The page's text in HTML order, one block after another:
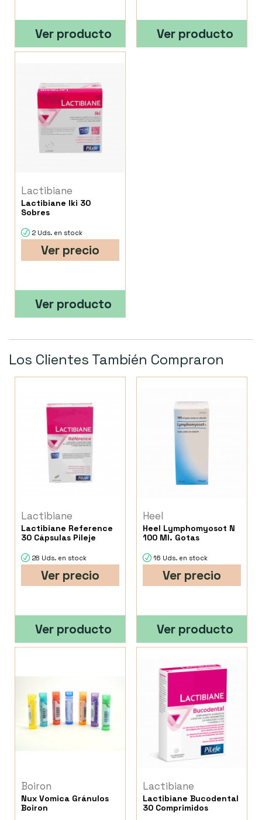
Ver producto Ver producto
Lactibiane
Lactibiane Iki 30
Sobres
2 Uds. en stock
Ver precio
Ver producto
Los Clientes También Compraron
Lactibiane
Lactibiane Reference
30 Cápsulas Pileje
28 Uds. en stock
Ver precio
Ver producto
Heel
Heel Lymphomyosot N
100 Ml. Gotas
16 Uds. en stock
Ver precio
Ver producto
Boiron
Nux Vomica Gránulos
Boiron
Lactibiane
Lactibiane Bucodental
30 Comprimidos